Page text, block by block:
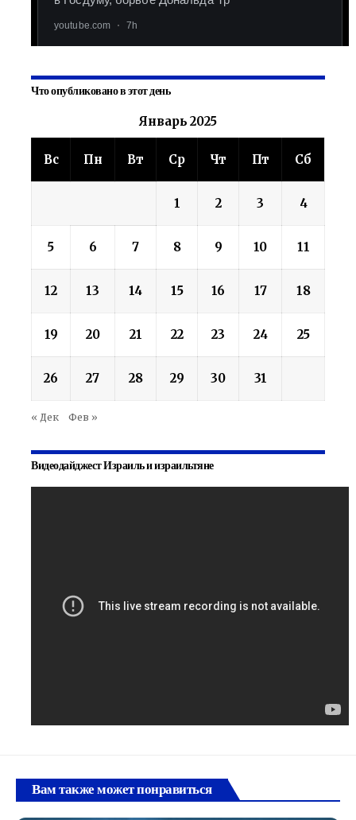
Что опубликовано в этот день
Январь 2025
Вс Пн Вт Ср Чт Пт Сб
1 2 3 4
5 6 7 8 9 10 11
12 13 14 15 16 17 18
19 20 21 22 23 24 25
26 27 28 29 30 31
« Дек Фев »
Видеодайджест Израиль и израильтяне
Вам также может понравиться